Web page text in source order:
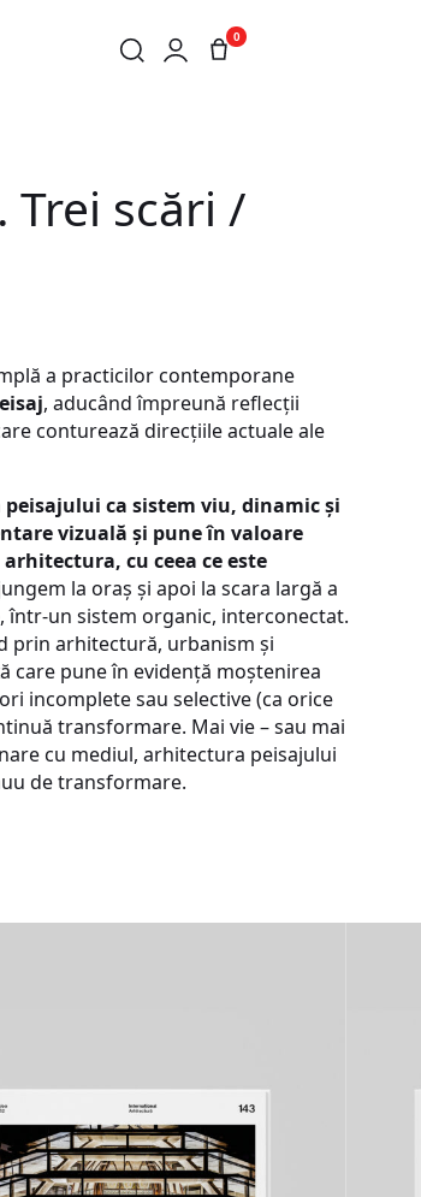
0
Trei scări /
a practicilor contemporane
, aducând împreună reflecții
conturează direcțiile actuale ale
ca sistem viu, dinamic și
vizuală și pune în valoare
cu ceea ce este
la oraș și apoi la scara largă a
un sistem organic, interconectat.
prin arhitectură, urbanism și
care pune în evidență moștenirea
incomplete sau selective (ca orice
transformare. Mai vie – sau mai
cu mediul, arhitectura peisajului
de transformare.